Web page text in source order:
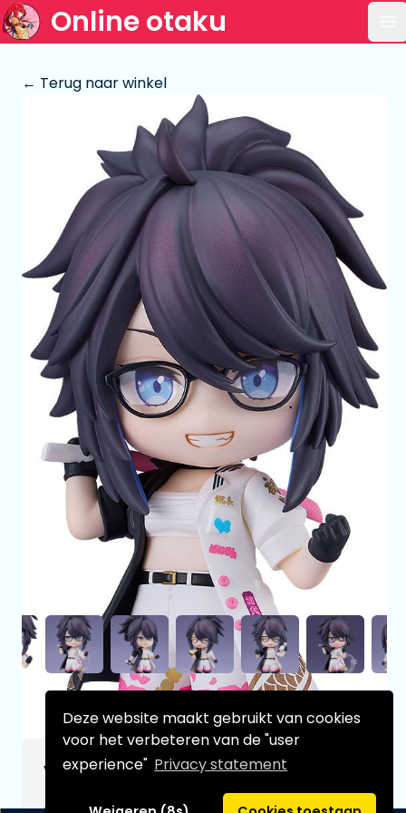
Deze website maakt gebruikt van cookies
voor het verbeteren van de "user
experience" Privacy statement
Online otaku
← Terug naar winkel
VShojo Nendoroid Action Figure Kson 10 cm